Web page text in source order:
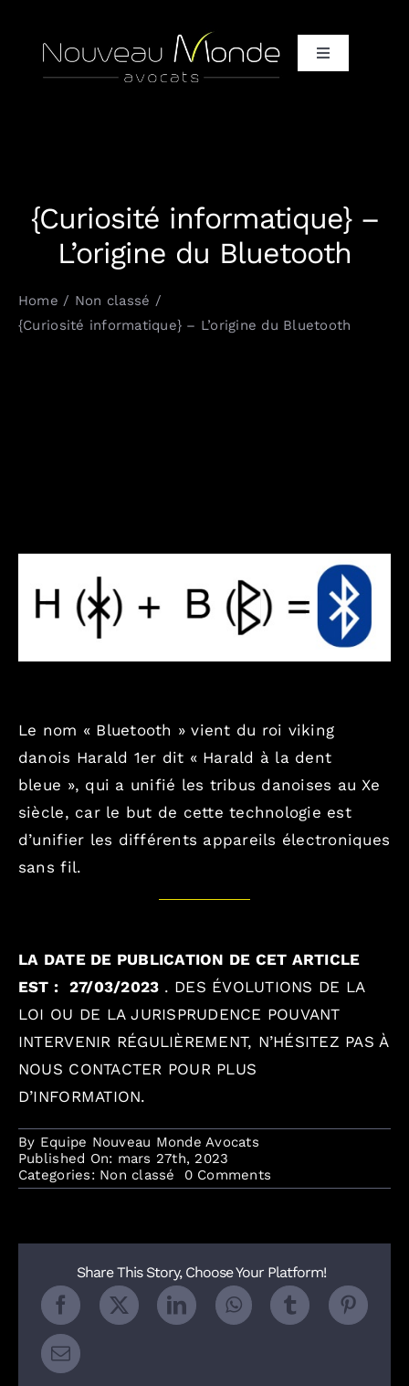
contenu
Toggle
Qui / Notre équipe d’avocats
Mentions Légales
{Curiosité informatique} –
L’origine du Bluetooth
Home
Non classé
{Curiosité informatique} – L’origine du Bluetooth
Le nom « Bluetooth » vient du roi viking
danois Harald 1er dit « Harald à la dent
bleue », qui a unifié les tribus danoises au Xe
siècle, car le but de cette technologie est
d’unifier les différents appareils électroniques
sans fil.
LA DATE DE PUBLICATION DE CET ARTICLE
EST : 27/03/2023 . DES ÉVOLUTIONS DE LA
LOI OU DE LA JURISPRUDENCE POUVANT
INTERVENIR RÉGULIÈREMENT, N’HÉSITEZ PAS À
NOUS CONTACTER POUR PLUS
D’INFORMATION.
By Equipe Nouveau Monde Avocats
Published On: mars 27th, 2023
Categories: Non classé 0 Comments
{Curiosité
L’origine
Bluetooth
Share This Story, Choose Your Platform!